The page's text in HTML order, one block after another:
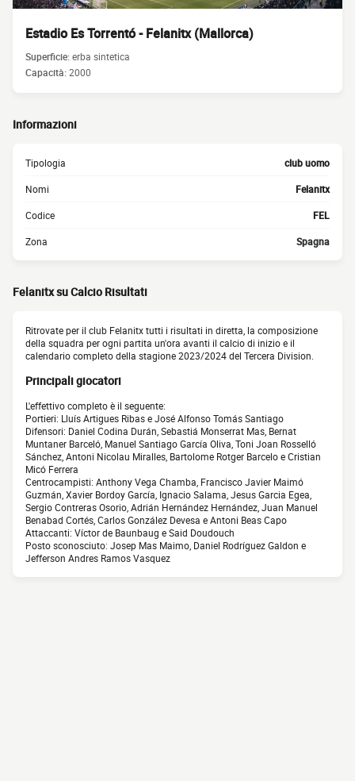
Estadio Es Torrentó - Felanitx (Mallorca)
Superficie:erba sintetica
Capacità:2000
Informazioni
Tipologia club uomo
Nomi Felanitx
Codice FEL
Zona Spagna
Felanitx su Calcio Risultati
Ritrovate per il club Felanitx tutti i risultati in diretta, la composizione
della squadra per ogni partita un'ora avanti il calcio di inizio e il
calendario completo della stagione 2023/2024 del Tercera Division.
Principali giocatori
L'effettivo completo è il seguente:
Portieri: Lluís Artigues Ribas e José Alfonso Tomás Santiago
Difensori: Daniel Codina Durán, Sebastiá Monserrat Mas, Bernat
Muntaner Barceló, Manuel Santiago García Oliva, Toni Joan Rosselló
Sánchez, Antoni Nicolau Miralles, Bartolome Rotger Barcelo e Cristian
Micó Ferrera
Centrocampisti: Anthony Vega Chamba, Francisco Javier Maimó
Guzmán, Xavier Bordoy García, Ignacio Salama, Jesus Garcia Egea,
Sergio Contreras Osorio, Adrián Hernández Hernández, Juan Manuel
Benabad Cortés, Carlos González Devesa e Antoni Beas Capo
Attaccanti: Víctor de Baunbaug e Said Doudouch
Posto sconosciuto: Josep Mas Maimo, Daniel Rodríguez Galdon e
Jefferson Andres Ramos Vasquez